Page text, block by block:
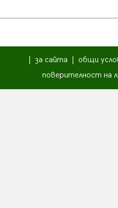
за сайта
общи
поверителност на